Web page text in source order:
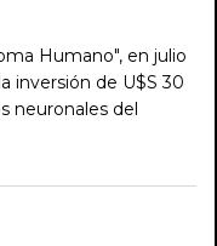
Humano", en julio
inversión de U$S 30
neuronales del